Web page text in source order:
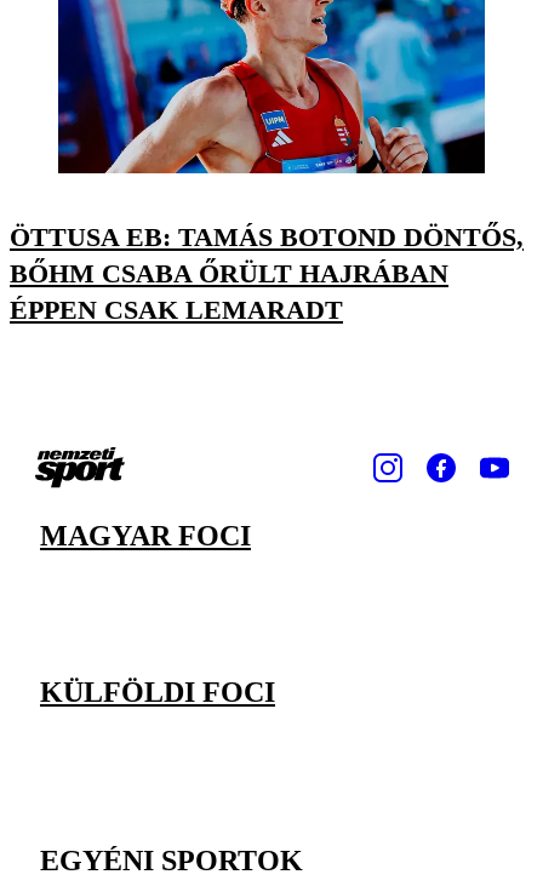
ÖTTUSA EB: TAMÁS BOTOND DÖNTŐS,
BŐHM CSABA ŐRÜLT HAJRÁBAN
ÉPPEN CSAK LEMARADT
MAGYAR FOCI
KÜLFÖLDI FOCI
EGYÉNI SPORTOK